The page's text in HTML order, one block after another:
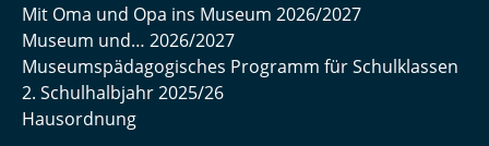
Mit Oma und Opa ins Museum 2026/2027
Museum und… 2026/2027
Museumspädagogisches Programm für Schulklassen
2. Schulhalbjahr 2025/26
Hausordnung